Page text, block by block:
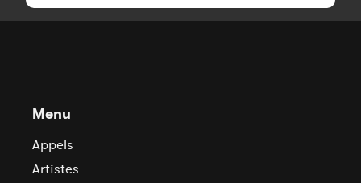
Menu
Appels
Artistes